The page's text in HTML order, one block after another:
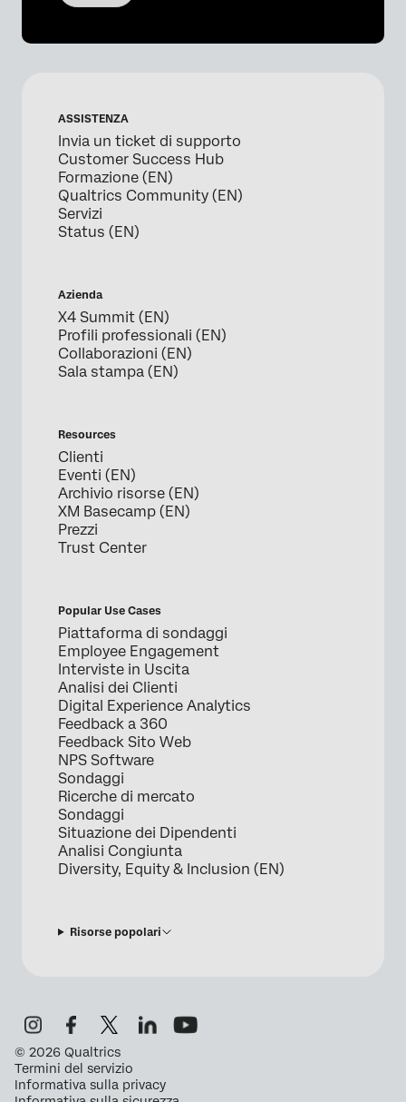
ASSISTENZA
Invia un ticket di supporto
Customer Success Hub
Formazione (EN)
Qualtrics Community (EN)
Servizi
Status (EN)
Azienda
X4 Summit (EN)
Profili professionali (EN)
Collaborazioni (EN)
Sala stampa (EN)
Resources
Clienti
Eventi (EN)
Archivio risorse (EN)
XM Basecamp (EN)
Prezzi
Trust Center
Popular Use Cases
Piattaforma di sondaggi
Employee Engagement
Interviste in Uscita
Analisi dei Clienti
Digital Experience Analytics
Feedback a 360
Feedback Sito Web
NPS Software
Sondaggi
Ricerche di mercato
Sondaggi
Situazione dei Dipendenti
Analisi Congiunta
Diversity, Equity & Inclusion (EN)
Risorse popolari
© 2026 Qualtrics
Termini del servizio
Informativa sulla privacy